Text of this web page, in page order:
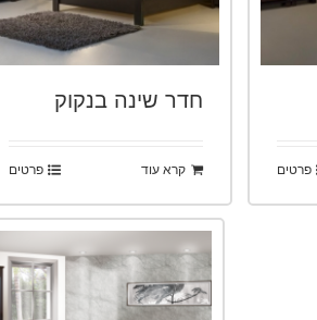
חדר שינה בנקוק
קרא עוד פרטים פרטים